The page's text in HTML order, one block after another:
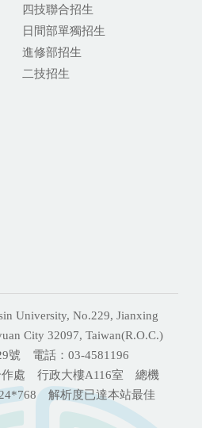
四技聯合招生
日間部單獨招生
進修部招生
二技招生
University, No.229, Jianxing
City 32097, Taiwan(R.O.C.)
號 電話：03-4581196
處 行政大樓A116室 總機
解析度已達本站最佳